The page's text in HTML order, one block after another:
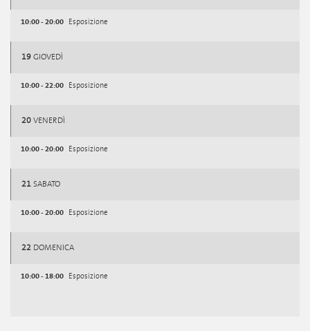
10:00 - 20:00 Esposizione
19 GIOVEDÌ
10:00 - 22:00 Esposizione
20 VENERDÌ
10:00 - 20:00 Esposizione
21 SABATO
10:00 - 20:00 Esposizione
22 DOMENICA
10:00 - 18:00 Esposizione